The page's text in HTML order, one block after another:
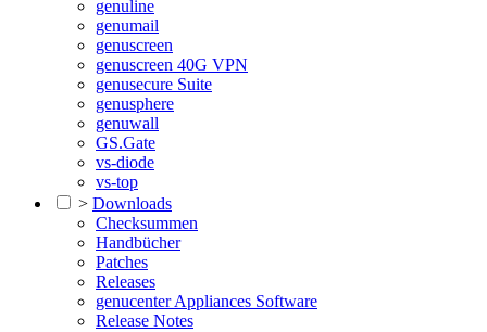
genuline
genumail
genuscreen
genuscreen 40G VPN
genusecure Suite
genusphere
genuwall
GS.Gate
vs-diode
vs-top
> Downloads
Checksummen
Handbücher
Patches
Releases
genucenter Appliances Software
Release Notes